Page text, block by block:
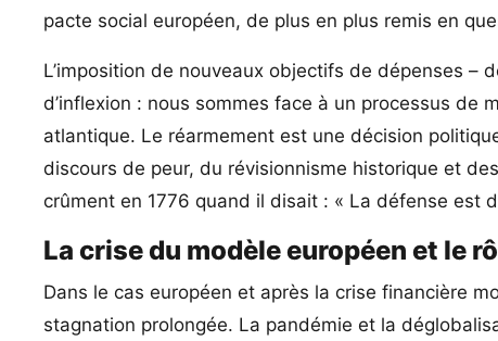
pacte social européen, de plus en plus remis en
L’imposition de nouveaux objectifs de dépenses –
d’inflexion : nous sommes face à un processus de
atlantique. Le réarmement est une décision
discours de peur, du révisionnisme historique et
crûment en 1776 quand il disait : « La défense est
La crise du modèle européen et le
Dans le cas européen et après la crise financière
stagnation prolongée. La pandémie et la